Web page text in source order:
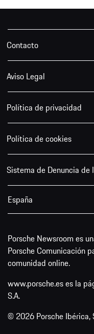
Contacto
Aviso Legal
Política de privacidad
Política de cookies
Sistema de Denuncia de
España
Porsche Newsroom es
Porsche Comunicación
comunidad online.
www.porsche.es es la
S.A.
© 2026 Porsche Ibérica,